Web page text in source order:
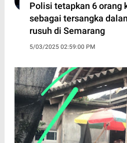
Polisi tetapkan 6 orang
sebagai tersangka
rusuh di Semarang
5/03/2025 02:59:00 PM